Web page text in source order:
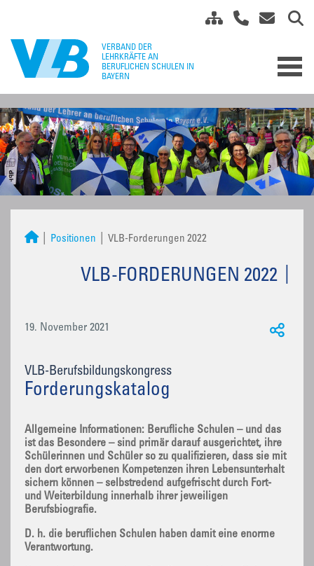
Positionen VLB-Forderungen 2022
VLB-FORDERUNGEN 2022
19. November 2021
VLB-Berufsbildungskongress
Forderungskatalog
Allgemeine Informationen: Berufliche Schulen – und das
ist das Besondere – sind primär darauf ausgerichtet, ihre
Schülerinnen und Schüler so zu qualifizieren, dass sie mit
den dort erworbenen Kompetenzen ihren Lebensunterhalt
sichern können – selbstredend aufgefrischt durch Fort-
und Weiterbildung innerhalb ihrer jeweiligen
Berufsbiografie.
D. h. die beruflichen Schulen haben damit eine enorme
Verantwortung.